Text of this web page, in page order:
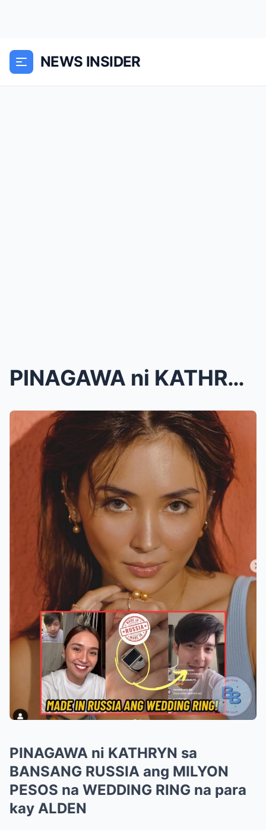
NEWS INSIDER
PINAGAWA ni KATHRYN sa BANSANG RUSSIA ang MILYON P...
PINAGAWA ni KATHRYN sa
BANSANG RUSSIA ang MILYON
PESOS na WEDDING RING na para
kay ALDEN